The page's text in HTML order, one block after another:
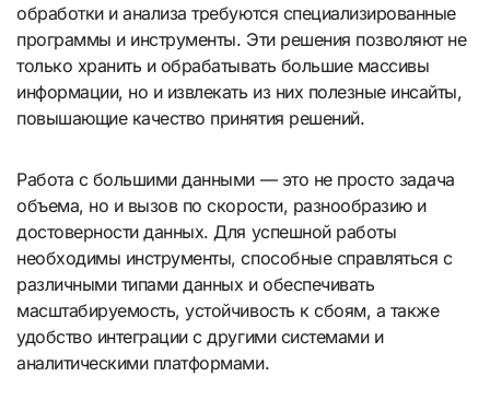
обработки и анализа требуются специализированные
программы и инструменты. Эти решения позволяют не
только хранить и обрабатывать большие массивы
информации, но и извлекать из них полезные инсайты,
повышающие качество принятия решений.
Работа с большими данными — это не просто задача
объема, но и вызов по скорости, разнообразию и
достоверности данных. Для успешной работы
необходимы инструменты, способные справляться с
различными типами данных и обеспечивать
масштабируемость, устойчивость к сбоям, а также
удобство интеграции с другими системами и
аналитическими платформами.